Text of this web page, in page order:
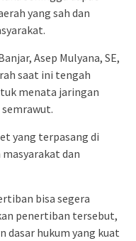
yang sah dan
Asep Mulyana, SE,
saat ini tengah
menata jaringan
yang terpasang di
dan
bisa segera
penertiban tersebut,
dasar hukum yang kuat